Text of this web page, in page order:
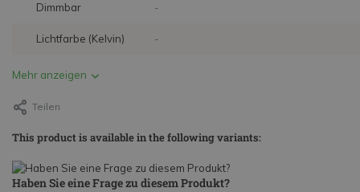
Dimmbar -
Lichtfarbe (Kelvin) -
Mehr anzeigen
Teilen
This product is available in the following variants:
Haben Sie eine Frage zu diesem Produkt?